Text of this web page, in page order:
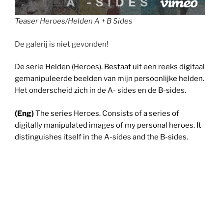
Teaser Heroes/Helden A + B Sides
De galerij is niet gevonden!
De serie Helden (Heroes). Bestaat uit een reeks digitaal
gemanipuleerde beelden van mijn persoonlijke helden.
Het onderscheid zich in de A- sides en de B-sides.
(Eng)The series Heroes. Consists of a series of
digitally manipulated images of my personal heroes. It
distinguishes itself in the A-sides and the B-sides.